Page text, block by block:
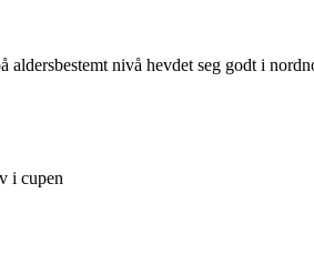
nivå hevdet seg godt i
i cupen